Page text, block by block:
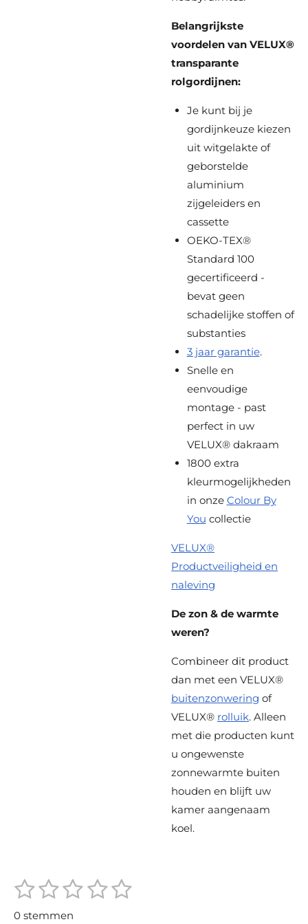
Belangrijkste
voordelen van VELUX®
transparante
rolgordijnen:
Je kunt bij je
gordijnkeuze kiezen
uit witgelakte of
geborstelde
aluminium
zijgeleiders en
cassette
OEKO-TEX®
Standard 100
gecertificeerd -
bevat geen
schadelijke stoffen of
substanties
3 jaar garantie.
Snelle en
eenvoudige
montage - past
perfect in uw
VELUX® dakraam
1800 extra
kleurmogelijkheden
in onze Colour By
You collectie
VELUX®
Productveiligheid en
naleving
De zon & de warmte
weren?
Combineer dit product
dan met een VELUX®
buitenzonwering of
VELUX® rolluik. Alleen
met die producten kunt
u ongewenste
zonnewarmte buiten
houden en blijft uw
kamer aangenaam
koel.
R
1
s
2
s
3
s
4 5
S
0 stemmen